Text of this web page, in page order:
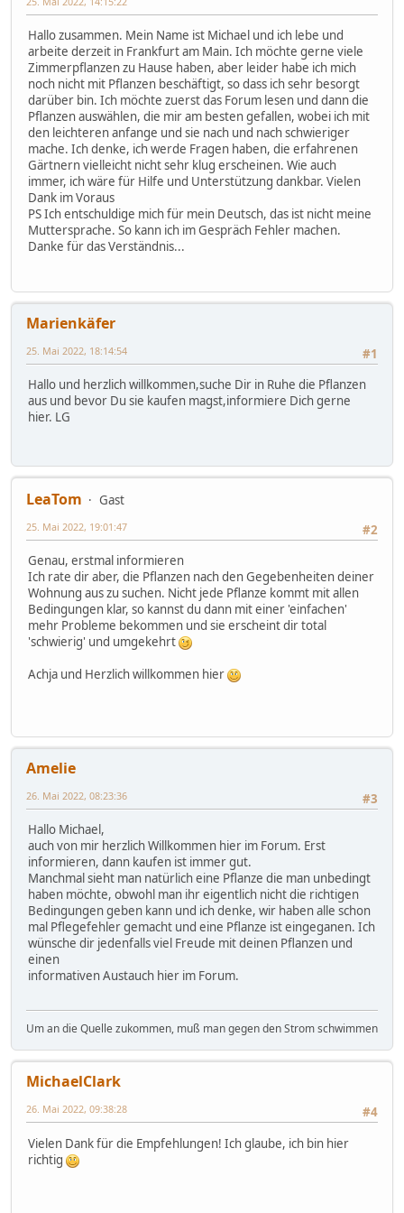
Hallo zusammen. Mein Name ist Michael und ich lebe und
arbeite derzeit in Frankfurt am Main. Ich möchte gerne viele
Zimmerpflanzen zu Hause haben, aber leider habe ich mich
noch nicht mit Pflanzen beschäftigt, so dass ich sehr besorgt
darüber bin. Ich möchte zuerst das Forum lesen und dann die
Pflanzen auswählen, die mir am besten gefallen, wobei ich mit
den leichteren anfange und sie nach und nach schwieriger
mache. Ich denke, ich werde Fragen haben, die erfahrenen
Gärtnern vielleicht nicht sehr klug erscheinen. Wie auch
immer, ich wäre für Hilfe und Unterstützung dankbar. Vielen
Dank im Voraus
PS Ich entschuldige mich für mein Deutsch, das ist nicht meine
Muttersprache. So kann ich im Gespräch Fehler machen.
Danke für das Verständnis...
Marienkäfer
#1
25. Mai 2022, 18:14:54
Hallo und herzlich willkommen,suche Dir in Ruhe die Pflanzen
aus und bevor Du sie kaufen magst,informiere Dich gerne
hier. LG
LeaTom
Gast
#2
25. Mai 2022, 19:01:47
Genau, erstmal informieren
Ich rate dir aber, die Pflanzen nach den Gegebenheiten deiner
Wohnung aus zu suchen. Nicht jede Pflanze kommt mit allen
Bedingungen klar, so kannst du dann mit einer 'einfachen'
mehr Probleme bekommen und sie erscheint dir total
'schwierig' und umgekehrt
Achja und Herzlich willkommen hier
Amelie
#3
26. Mai 2022, 08:23:36
Hallo Michael,
auch von mir herzlich Willkommen hier im Forum. Erst
informieren, dann kaufen ist immer gut.
Manchmal sieht man natürlich eine Pflanze die man unbedingt
haben möchte, obwohl man ihr eigentlich nicht die richtigen
Bedingungen geben kann und ich denke, wir haben alle schon
mal Pflegefehler gemacht und eine Pflanze ist eingeganen. Ich
wünsche dir jedenfalls viel Freude mit deinen Pflanzen und
einen
informativen Austauch hier im Forum.
Um an die Quelle zukommen, muß man gegen den Strom schwimmen
MichaelClark
#4
26. Mai 2022, 09:38:28
Vielen Dank für die Empfehlungen! Ich glaube, ich bin hier
richtig